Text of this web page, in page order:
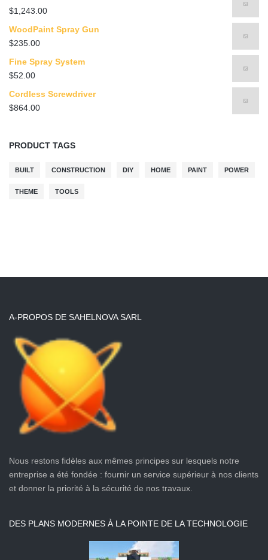
$1,243.00
WoodPaint Spray Gun
$235.00
Fine Spray System
$52.00
Cordless Screwdriver
$864.00
PRODUCT TAGS
BUILT CONSTRUCTION DIY HOME PAINT POWER
THEME TOOLS
A-PROPOS DE SAHELNOVA SARL
Nous restons fidèles aux mêmes principes sur lesquels notre
entreprise a été fondée : fournir un service supérieur à nos clients
et donner la priorité à la sécurité de nos travaux.
DES PLANS MODERNES À LA POINTE DE LA TECHNOLOGIE